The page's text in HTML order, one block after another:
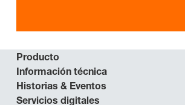
Producto
Información técnica
Historias & Eventos
Servicios digitales